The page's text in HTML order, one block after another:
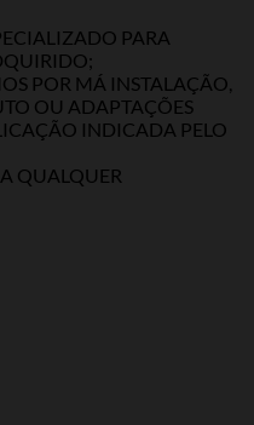
PARA
POR MÁ INSTALAÇÃO,
OU ADAPTAÇÕES
INDICADA PELO
QUALQUER